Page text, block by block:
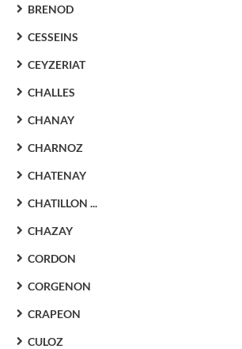
BRENOD
CESSEINS
CEYZERIAT
CHALLES
CHANAY
CHARNOZ
CHATENAY
CHATILLON ...
CHAZAY
CORDON
CORGENON
CRAPEON
CULOZ